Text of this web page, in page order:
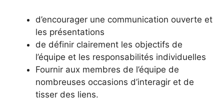
d’encourager une communication ouverte et
les présentations
de définir clairement les objectifs de
l’équipe et les responsabilités individuelles
Fournir aux membres de l’équipe de
nombreuses occasions d’interagir et de
tisser des liens.